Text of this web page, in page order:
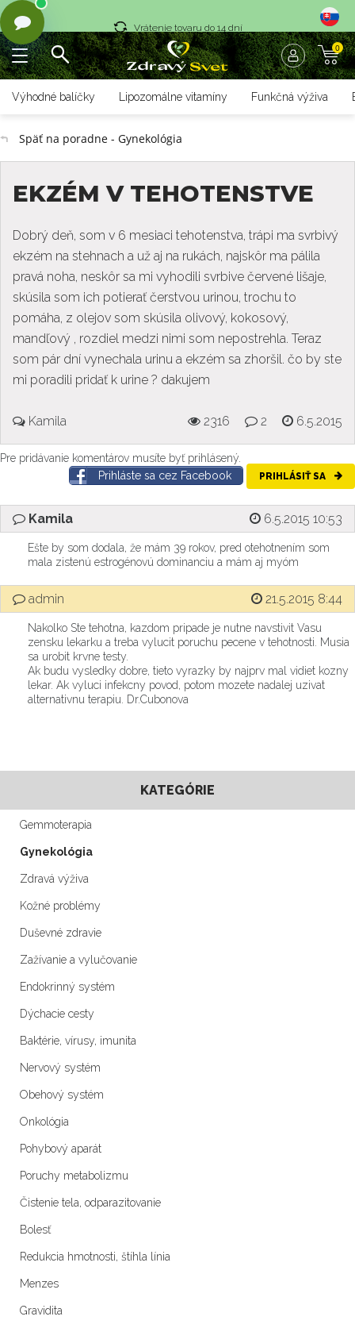
Rýchle dodanie <36 hod 0
Výhodné balíčky Lipozomálne vitamíny Funkčná výživa
Späť na poradne - Gynekológia
EKZÉM V TEHOTENSTVE
Dobrý deň, som v 6 mesiaci tehotenstva, trápi ma svrbivý
ekzém na stehnach a už aj na rukách, najskôr ma pálila
pravá noha, neskôr sa mi vyhodili svrbive červené lišaje,
skúsila som ich potierať čerstvou urinou, trochu to
pomáha, z olejov som skúsila olivový, kokosový,
mandľový , rozdiel medzi nimi som nepostrehla. Teraz
som pár dní vynechala urinu a ekzém sa zhoršil. čo by ste
mi poradili pridať k urine ? dakujem
Kamila 2316 2 6.5.2015
Pre pridávanie komentárov musíte byť prihlásený.
Prihláste sa cez Facebook
PRIHLÁSIŤ SA
Kamila 6.5.2015 10:53
Ešte by som dodala, že mám 39 rokov, pred otehotnením som
mala zistenú estrogénovú dominanciu a mám aj myóm
admin 21.5.2015 8:44
Nakolko Ste tehotna, kazdom pripade je nutne navstivit Vasu
zensku lekarku a treba vylucit poruchu pecene v tehotnosti. Musia
sa urobit krvne testy.
Ak budu vysledky dobre, tieto vyrazky by najprv mal vidiet kozny
lekar. Ak vyluci infekcny povod, potom mozete nadalej uzivat
alternativnu terapiu. Dr.Cubonova
KATEGÓRIE
Gemmoterapia
Gynekológia
Zdravá výživa
Kožné problémy
Duševné zdravie
Zažívanie a vylučovanie
Endokrinný systém
Dýchacie cesty
Baktérie, vírusy, imunita
Nervový systém
Obehový systém
Onkológia
Pohybový aparát
Poruchy metabolizmu
Čistenie tela, odparazitovanie
Bolesť
Redukcia hmotnosti, štíhla línia
Menzes
Gravidita